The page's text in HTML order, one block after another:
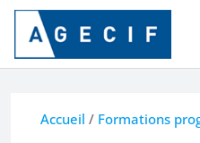
Accueil / Formations